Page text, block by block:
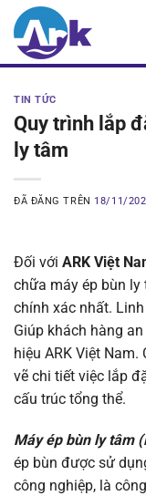
Chuyển
đến
TIN TỨC
Quy trình lắp
ly tâm
ĐÃ ĐĂNG TRÊN 18/11/
Đối với ARK Việt
chữa máy ép bùn
chính xác nhất.
Giúp khách hàng
hiệu ARK Việt
vẽ chi tiết việc lắp
cấu trúc tổng thể.
Máy ép bùn ly tâm
ép bùn được sử
công nghiệp, là